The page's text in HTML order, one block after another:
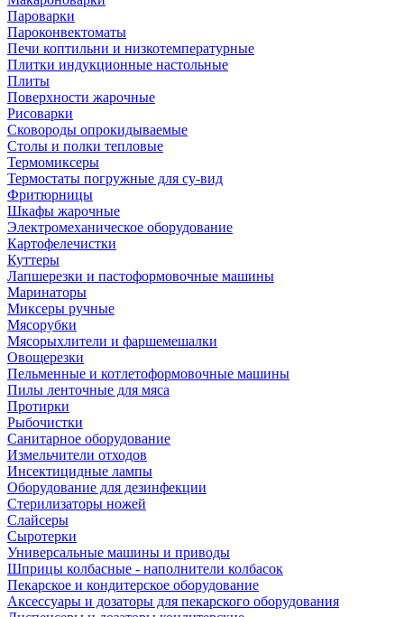
Пароварки
Пароконвектоматы
Печи коптильни и низкотемпературные
Плитки индукционные настольные
Плиты
Поверхности жарочные
Рисоварки
Сковороды опрокидываемые
Столы и полки тепловые
Термомиксеры
Термостаты погружные для су-вид
Фритюрницы
Шкафы жарочные
Электромеханическое оборудование
Картофелечистки
Куттеры
Лапшерезки и пастоформовочные машины
Маринаторы
Миксеры ручные
Мясорубки
Мясорыхлители и фаршемешалки
Овощерезки
Пельменные и котлетоформовочные машины
Пилы ленточные для мяса
Протирки
Рыбочистки
Санитарное оборудование
Измельчители отходов
Инсектицидные лампы
Оборудование для дезинфекции
Стерилизаторы ножей
Слайсеры
Сыротерки
Универсальные машины и приводы
Шприцы колбасные - наполнители колбасок
Пекарское и кондитерское оборудование
Аксессуары и дозаторы для пекарского оборудования